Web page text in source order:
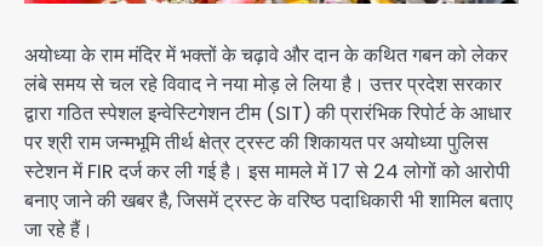
अयोध्या के राम मंदिर में भक्तों के चढ़ावे और दान के कथित गबन को लेकर
लंबे समय से चल रहे विवाद ने नया मोड़ ले लिया है। उत्तर प्रदेश सरकार
द्वारा गठित स्पेशल इन्वेस्टिगेशन टीम (SIT) की प्रारंभिक रिपोर्ट के आधार
पर श्री राम जन्मभूमि तीर्थ क्षेत्र ट्रस्ट की शिकायत पर अयोध्या पुलिस
स्टेशन में FIR दर्ज कर ली गई है। इस मामले में 17 से 24 लोगों को आरोपी
बनाए जाने की खबर है, जिसमें ट्रस्ट के वरिष्ठ पदाधिकारी भी शामिल बताए
जा रहे हैं।